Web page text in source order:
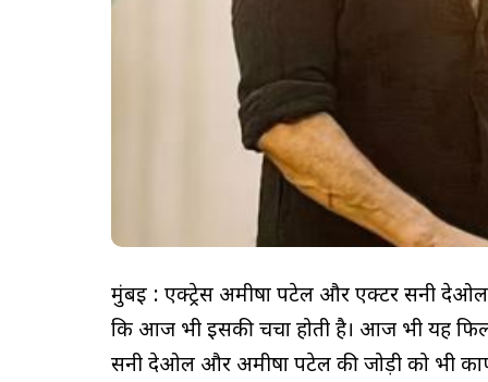
मुंबई : एक्ट्रेस अमीषा पटेल और एक्टर सनी देओल
कि आज भी इसकी चर्चा होती है। आज भी यह
सनी देओल और अमीषा पटेल की जोड़ी को भी